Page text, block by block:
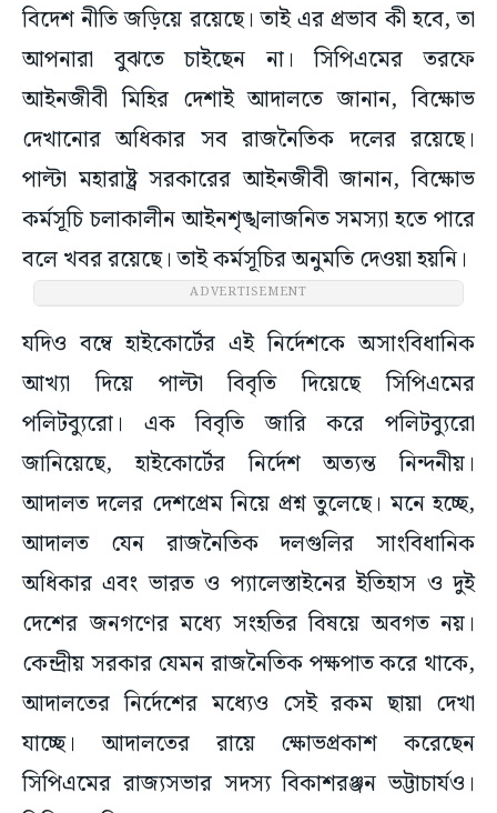
বিদেশ নীতি জড়িয়ে রয়েছে। তাই এর প্রভাব কী হবে, তা
আপনারা বুঝতে চাইছেন না। সিপিএমের তরফে
আইনজীবী মিহির দেশাই আদালতে জানান, বিক্ষোভ
দেখানোর অধিকার সব রাজনৈতিক দলের রয়েছে।
পাল্টা মহারাষ্ট্র সরকারের আইনজীবী জানান, বিক্ষোভ
কর্মসূচি চলাকালীন আইনশৃঙ্খলাজনিত সমস্যা হতে পারে
বলে খবর রয়েছে। তাই কর্মসূচির অনুমতি দেওয়া হয়নি।
ADVERTISEMENT
যদিও বম্বে হাইকোর্টের এই নির্দেশকে অসাংবিধানিক
আখ্যা দিয়ে পাল্টা বিবৃতি দিয়েছে সিপিএমের
পলিটব্যুরো। এক বিবৃতি জারি করে পলিটব্যুরো
জানিয়েছে, হাইকোর্টের নির্দেশ অত্যন্ত নিন্দনীয়।
আদালত দলের দেশপ্রেম নিয়ে প্রশ্ন তুলেছে। মনে হচ্ছে,
আদালত যেন রাজনৈতিক দলগুলির সাংবিধানিক
অধিকার এবং ভারত ও প্যালেস্তাইনের ইতিহাস ও দুই
দেশের জনগণের মধ্যে সংহতির বিষয়ে অবগত নয়।
কেন্দ্রীয় সরকার যেমন রাজনৈতিক পক্ষপাত করে থাকে,
আদালতের নির্দেশের মধ্যেও সেই রকম ছায়া দেখা
যাচ্ছে। আদালতের রায়ে ক্ষোভপ্রকাশ করেছেন
সিপিএমের রাজ্যসভার সদস্য বিকাশরঞ্জন ভট্টাচার্যও।